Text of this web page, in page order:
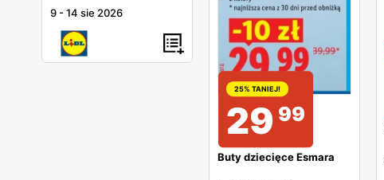
9 -14 sie 2026
25% TANIEJ!
29 99
Buty dziecięce Esmara